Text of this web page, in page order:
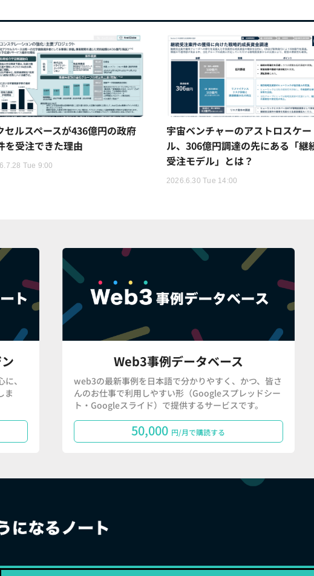
セルスペースが436億円の政府
を受注できた理由
Tue 9:00
宇宙ベンチャーのアストロスケー
ル、306億円調達の先にある「継
受注モデル」とは？
2026.6.30 Tue 14:00
、
ま
Web3事例データベース
web3の最新事例を日本語で分かりやすく、かつ、皆さ
んのお仕事で利用しやすい形（Googleスプレッドシー
ト・Googleスライド）で提供するサービスです。
50,000 円/月で購読する